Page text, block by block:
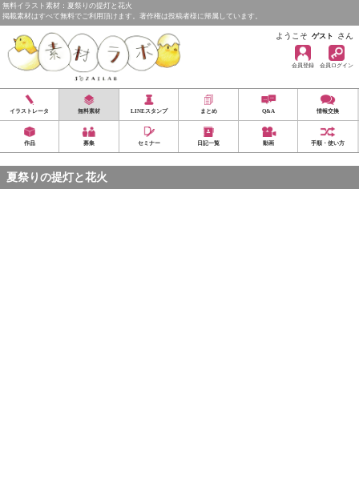
無料イラスト素材：夏祭りの提灯と花火
掲載素材はすべて無料でご利用頂けます。著作権は投稿者様に帰属しています。
ようこそ ゲスト さん
会員登録 会員ログイン
イラストレータ 無料素材 LINEスタンプ まとめ Q&A 情報交換
作品 募集 セミナー 日記一覧 動画 手順・使い方
夏祭りの提灯と花火